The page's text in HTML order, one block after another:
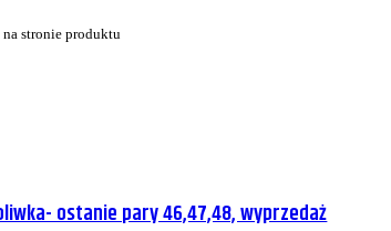
na stronie produktu
ostanie pary 46,47,48, wyprzedaż